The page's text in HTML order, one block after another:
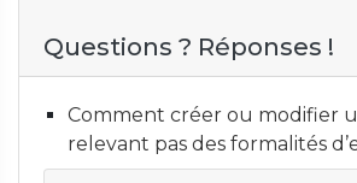
Questions ? Réponses !
Comment créer ou modifier
relevant pas des formalités